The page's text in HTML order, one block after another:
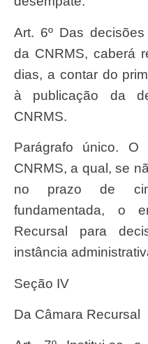
Art. 6º Das decisões proferidas pela Plenária
da CNRMS, caberá
dias, a contar do
à publicação da
CNRMS.
Parágrafo único. O recurso será dirigido à
CNRMS, a qual, se
no prazo de
fundamentada, o
Recursal para
instância
Seção IV
Da Câmara Recursal